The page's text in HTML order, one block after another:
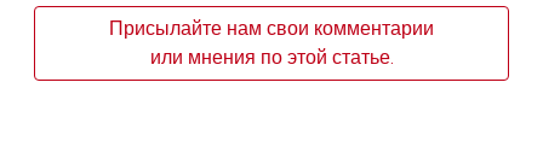
Присылайте нам свои комментарии
или мнения по этой статье.